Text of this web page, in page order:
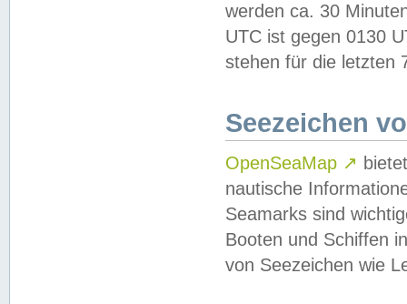
werden ca. 30
UTC ist gegen 0130
stehen für die letzten
Seezeichen
OpenSeaMap ↗
nautische
Seamarks sind
Booten und Schiffen
von Seezeichen wie